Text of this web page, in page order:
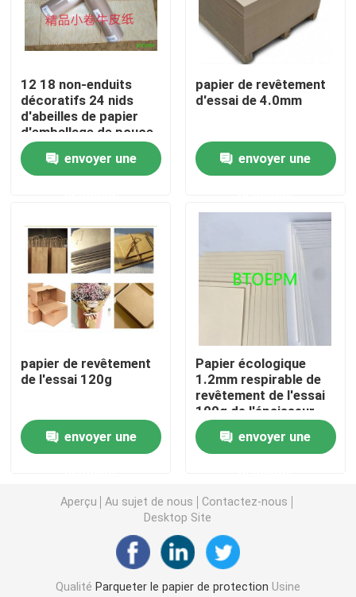
Petit pain provisoire de protection de plancher
Protection de plancher de papier d'emballage
Papier de revêtement de sol de construction
Feuilles parquetantes imperméables
Revêtement de sol protecteur provisoire
Papier noir de carton
Ruban adhésif respirable
Papier de petit pain de emballage
Papier coloré Rolls
Papier réutilisé de carton
12 18 non-enduits
décoratifs 24 nids
d'abeilles de papier
d'emballage de pouce
envoyer une
papier de revêtement
d'essai de 4.0mm
envoyer une
papier de revêtement
de l'essai 120g
envoyer une
Papier écologique
1.2mm respirable de
revêtement de l'essai
100g de l'épaisseur
1mm
envoyer une
Aperçu Au sujet de nous
Contactez-nous
Desktop Site
Qualité Parqueter le papier de protection Usine